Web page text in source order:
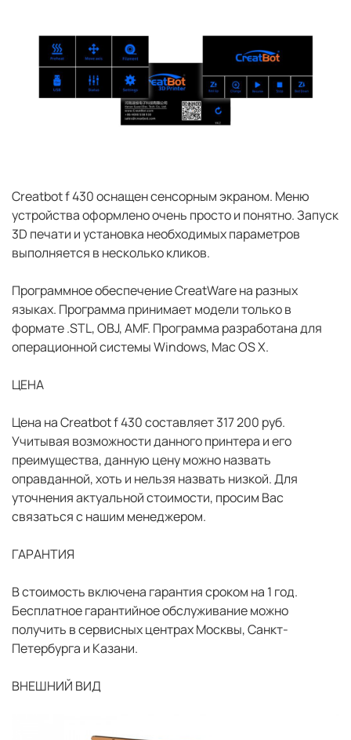
Сreatbot f 430 оснащен сенсорным экраном. Меню
устройства оформлено очень просто и понятно. Запуск
3D печати и установка необходимых параметров
выполняется в несколько кликов.
Программное обеспечение CreatWare на разных
языках. Программа принимает модели только в
формате .STL, OBJ, AMF. Программа разработана для
операционной системы Windows, Mac OS X.
ЦЕНА
Цена на Сreatbot f 430 составляет 317 200 руб.
Учитывая возможности данного принтера и его
преимущества, данную цену можно назвать
оправданной, хоть и нельзя назвать низкой. Для
уточнения актуальной стоимости, просим Вас
связаться с нашим менеджером.
ГАРАНТИЯ
В стоимость включена гарантия сроком на 1 год.
Бесплатное гарантийное обслуживание можно
получить в сервисных центрах Москвы, Санкт-
Петербурга и Казани.
ВНЕШНИЙ ВИД